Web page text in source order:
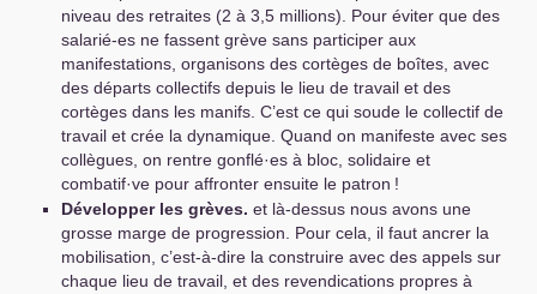
niveau des retraites (2 à 3,5 millions). Pour éviter que des
salarié-es ne fassent grève sans participer aux
manifestations, organisons des cortèges de boîtes, avec
des départs collectifs depuis le lieu de travail et des
cortèges dans les manifs. C’est ce qui soude le collectif de
travail et crée la dynamique. Quand on manifeste avec ses
collègues, on rentre gonflé·es à bloc, solidaire et
combatif·ve pour affronter ensuite le patron !
Développer les grèves. et là-dessus nous avons une
grosse marge de progression. Pour cela, il faut ancrer la
mobilisation, c’est-à-dire la construire avec des appels sur
chaque lieu de travail, et des revendications propres à